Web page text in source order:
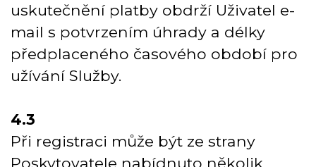
uskutečnění platby obdrží Uživatel e-
mail s potvrzením úhrady a délky
předplaceného časového období pro
užívání Služby.
4.3
Při registraci může být ze strany
Poskytovatele nabídnuto několik